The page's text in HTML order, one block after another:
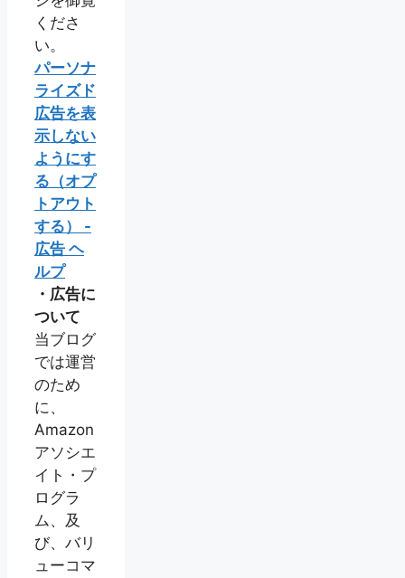
くださ
い。
パーソナ
ライズド
広告を表
示しない
ようにす
る（オプ
トアウト
する） -
広告 ヘ
ルプ
・広告に
ついて
当ブログ
では運営
のため
に、
Amazon
アソシエ
イト・プ
ログラ
ム、及
び、バリ
ューコマ